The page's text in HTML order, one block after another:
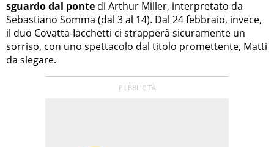
sguardo dal ponte di Arthur Miller, interpretato da
Sebastiano Somma (dal 3 al 14). Dal 24 febbraio, invece,
il duo Covatta-Iacchetti ci strapperà sicuramente un
sorriso, con uno spettacolo dal titolo promettente, Matti
da slegare.